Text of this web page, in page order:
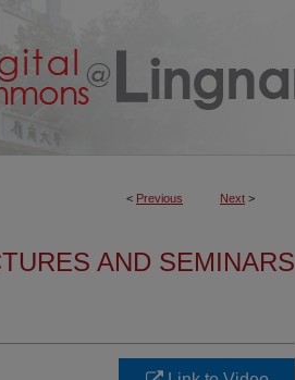
< Previous Next >
AND SEMINARS